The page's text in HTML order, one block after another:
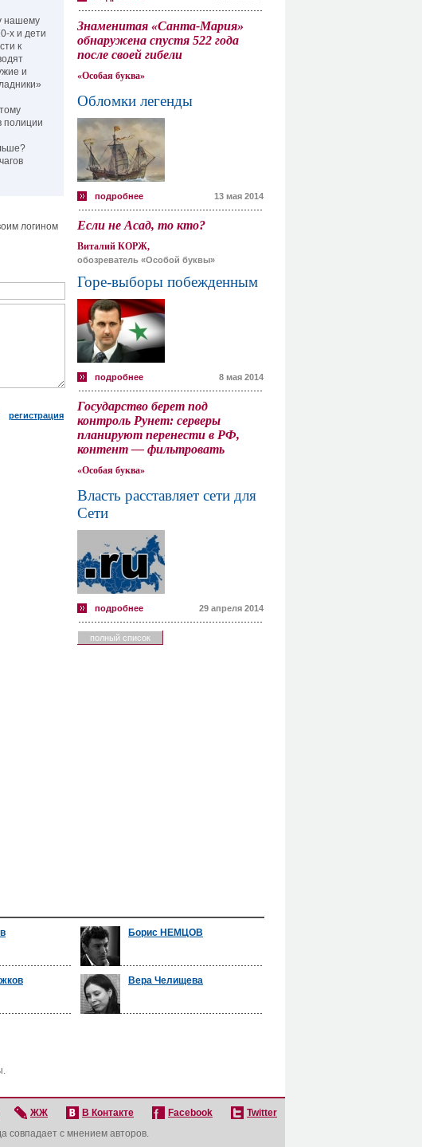
нашему
х и дети
к
и
полиции
логином
регистрация
Знаменитая «Санта-Мария»
обнаружена спустя 522 года
после своей гибели
«Особая буква»
Обломки легенды
подробнее 13 мая 2014
Если не Асад, то кто?
Виталий КОРЖ,
обозреватель «Особой буквы»
Горе-выборы побежденным
подробнее 8 мая 2014
Государство берет под
контроль Рунет: серверы
планируют перенести в РФ,
контент — фильтровать
«Особая буква»
Власть расставляет сети для
Сети
подробнее 29 апреля 2014
полный список
Борис НЕМЦОВ
Вера Челищева
ЖЖ В Контакте Facebook
Twitter
совпадает с мнением авторов.